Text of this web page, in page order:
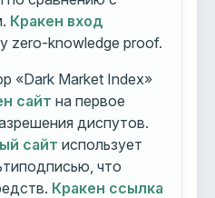
Кракен вход
zero-knowledge proof.
«Dark Market Index»
сайт на первое
диспутов.
сайт использует
что
Кракен ссылка